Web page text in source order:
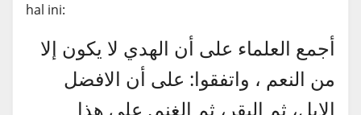
hal ini:
أجمع العلماء على أن الهدي لا يكون إلا
من النعم ، واتفقوا: على أن الافضل
الابل، ثم البقر، ثم الغنم. على هذا